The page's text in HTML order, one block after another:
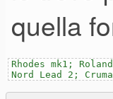
quella
Rhodes mk1;
Nord Lead 2;